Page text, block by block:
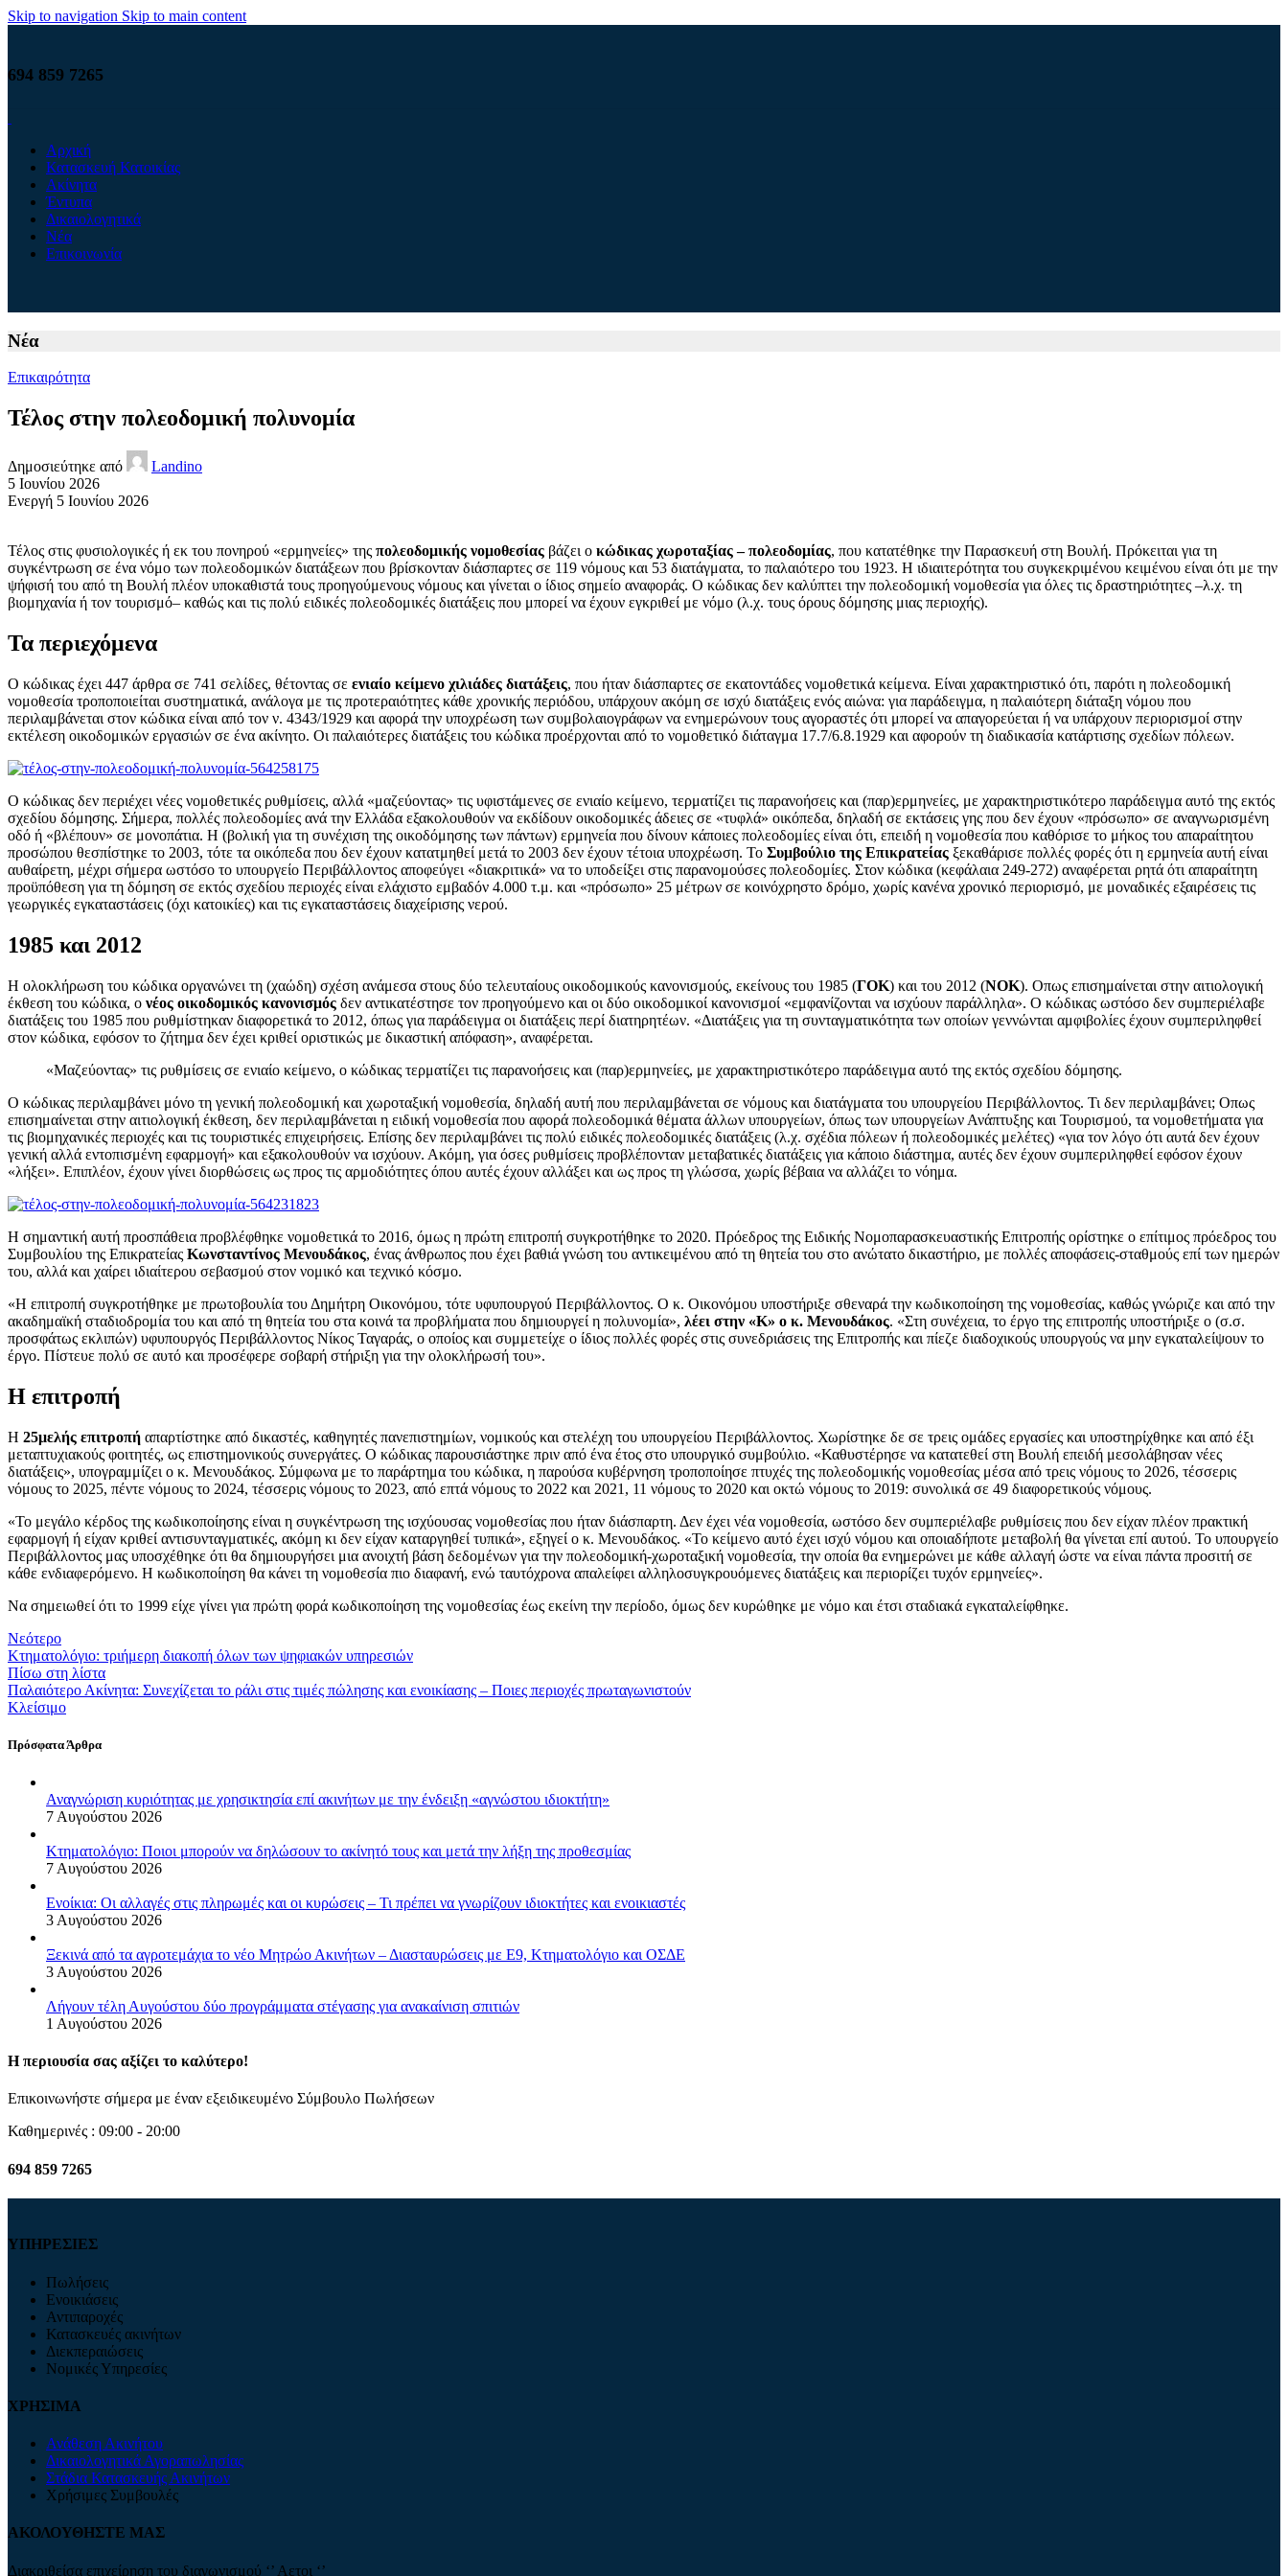
Skip to navigation Skip to main content
694 859 7265
Αρχική
Κατασκευή Κατοικίας
Ακίνητα
Έντυπα
Δικαιολογητικά
Νέα
Επικοινωνία
Νέα
Επικαιρότητα
Τέλος στην πολεοδομική πολυνομία
Δημοσιεύτηκε από
Landino
5 Ιουνίου 2026
Ενεργή 5 Ιουνίου 2026
Τέλος στις φυσιολογικές ή εκ του πονηρού «ερμηνείες» της πολεοδομικής νομοθεσίας βάζει ο κώδικας χωροταξίας – πολεοδομίας, που κατατέθηκε την Παρασκευή στη Βουλή. Πρόκειται για τη
συγκέντρωση σε ένα νόμο των πολεοδομικών διατάξεων που βρίσκονταν διάσπαρτες σε 119 νόμους και 53 διατάγματα, το παλαιότερο του 1923. Η ιδιαιτερότητα του συγκεκριμένου κειμένου είναι ότι με την
ψήφισή του από τη Βουλή πλέον υποκαθιστά τους προηγούμενους νόμους και γίνεται ο ίδιος σημείο αναφοράς. Ο κώδικας δεν καλύπτει την πολεοδομική νομοθεσία για όλες τις δραστηριότητες –λ.χ. τη
βιομηχανία ή τον τουρισμό– καθώς και τις πολύ ειδικές πολεοδομικές διατάξεις που μπορεί να έχουν εγκριθεί με νόμο (λ.χ. τους όρους δόμησης μιας περιοχής).
Τα περιεχόμενα
Ο κώδικας έχει 447 άρθρα σε 741 σελίδες, θέτοντας σε ενιαίο κείμενο χιλιάδες διατάξεις, που ήταν διάσπαρτες σε εκατοντάδες νομοθετικά κείμενα. Είναι χαρακτηριστικό ότι, παρότι η πολεοδομική
νομοθεσία τροποποιείται συστηματικά, ανάλογα με τις προτεραιότητες κάθε χρονικής περιόδου, υπάρχουν ακόμη σε ισχύ διατάξεις ενός αιώνα: για παράδειγμα, η παλαιότερη διάταξη νόμου που
περιλαμβάνεται στον κώδικα είναι από τον ν. 4343/1929 και αφορά την υποχρέωση των συμβολαιογράφων να ενημερώνουν τους αγοραστές ότι μπορεί να απαγορεύεται ή να υπάρχουν περιορισμοί στην
εκτέλεση οικοδομικών εργασιών σε ένα ακίνητο. Οι παλαιότερες διατάξεις του κώδικα προέρχονται από το νομοθετικό διάταγμα 17.7/6.8.1929 και αφορούν τη διαδικασία κατάρτισης σχεδίων πόλεων.
Ο κώδικας δεν περιέχει νέες νομοθετικές ρυθμίσεις, αλλά «μαζεύοντας» τις υφιστάμενες σε ενιαίο κείμενο, τερματίζει τις παρανοήσεις και (παρ)ερμηνείες, με χαρακτηριστικότερο παράδειγμα αυτό της εκτός
σχεδίου δόμησης. Σήμερα, πολλές πολεοδομίες ανά την Ελλάδα εξακολουθούν να εκδίδουν οικοδομικές άδειες σε «τυφλά» οικόπεδα, δηλαδή σε εκτάσεις γης που δεν έχουν «πρόσωπο» σε αναγνωρισμένη
οδό ή «βλέπουν» σε μονοπάτια. Η (βολική για τη συνέχιση της οικοδόμησης των πάντων) ερμηνεία που δίνουν κάποιες πολεοδομίες είναι ότι, επειδή η νομοθεσία που καθόρισε το μήκος του απαραίτητου
προσώπου θεσπίστηκε το 2003, τότε τα οικόπεδα που δεν έχουν κατατμηθεί μετά το 2003 δεν έχουν τέτοια υποχρέωση. Το Συμβούλιο της Επικρατείας ξεκαθάρισε πολλές φορές ότι η ερμηνεία αυτή είναι
αυθαίρετη, μέχρι σήμερα ωστόσο το υπουργείο Περιβάλλοντος αποφεύγει «διακριτικά» να το υποδείξει στις παρανομούσες πολεοδομίες. Στον κώδικα (κεφάλαια 249-272) αναφέρεται ρητά ότι απαραίτητη
προϋπόθεση για τη δόμηση σε εκτός σχεδίου περιοχές είναι ελάχιστο εμβαδόν 4.000 τ.μ. και «πρόσωπο» 25 μέτρων σε κοινόχρηστο δρόμο, χωρίς κανένα χρονικό περιορισμό, με μοναδικές εξαιρέσεις τις
γεωργικές εγκαταστάσεις (όχι κατοικίες) και τις εγκαταστάσεις διαχείρισης νερού.
1985 και 2012
Η ολοκλήρωση του κώδικα οργανώνει τη (χαώδη) σχέση ανάμεσα στους δύο τελευταίους οικοδομικούς κανονισμούς, εκείνους του 1985 (ΓΟΚ) και του 2012 (ΝΟΚ). Οπως επισημαίνεται στην αιτιολογική
έκθεση του κώδικα, ο νέος οικοδομικός κανονισμός δεν αντικατέστησε τον προηγούμενο και οι δύο οικοδομικοί κανονισμοί «εμφανίζονται να ισχύουν παράλληλα». Ο κώδικας ωστόσο δεν συμπεριέλαβε
διατάξεις του 1985 που ρυθμίστηκαν διαφορετικά το 2012, όπως για παράδειγμα οι διατάξεις περί διατηρητέων. «Διατάξεις για τη συνταγματικότητα των οποίων γεννώνται αμφιβολίες έχουν συμπεριληφθεί
στον κώδικα, εφόσον το ζήτημα δεν έχει κριθεί οριστικώς με δικαστική απόφαση», αναφέρεται.
«Μαζεύοντας» τις ρυθμίσεις σε ενιαίο κείμενο, ο κώδικας τερματίζει τις παρανοήσεις και (παρ)ερμηνείες, με χαρακτηριστικότερο παράδειγμα αυτό της εκτός σχεδίου δόμησης.
Ο κώδικας περιλαμβάνει μόνο τη γενική πολεοδομική και χωροταξική νομοθεσία, δηλαδή αυτή που περιλαμβάνεται σε νόμους και διατάγματα του υπουργείου Περιβάλλοντος. Τι δεν περιλαμβάνει; Οπως
επισημαίνεται στην αιτιολογική έκθεση, δεν περιλαμβάνεται η ειδική νομοθεσία που αφορά πολεοδομικά θέματα άλλων υπουργείων, όπως των υπουργείων Ανάπτυξης και Τουρισμού, τα νομοθετήματα για
τις βιομηχανικές περιοχές και τις τουριστικές επιχειρήσεις. Επίσης δεν περιλαμβάνει τις πολύ ειδικές πολεοδομικές διατάξεις (λ.χ. σχέδια πόλεων ή πολεοδομικές μελέτες) «για τον λόγο ότι αυτά δεν έχουν
γενική αλλά εντοπισμένη εφαρμογή» και εξακολουθούν να ισχύουν. Ακόμη, για όσες ρυθμίσεις προβλέπονταν μεταβατικές διατάξεις για κάποιο διάστημα, αυτές δεν έχουν συμπεριληφθεί εφόσον έχουν
«λήξει». Επιπλέον, έχουν γίνει διορθώσεις ως προς τις αρμοδιότητες όπου αυτές έχουν αλλάξει και ως προς τη γλώσσα, χωρίς βέβαια να αλλάζει το νόημα.
Η σημαντική αυτή προσπάθεια προβλέφθηκε νομοθετικά το 2016, όμως η πρώτη επιτροπή συγκροτήθηκε το 2020. Πρόεδρος της Ειδικής Νομοπαρασκευαστικής Επιτροπής ορίστηκε ο επίτιμος πρόεδρος του
Συμβουλίου της Επικρατείας Κωνσταντίνος Μενουδάκος, ένας άνθρωπος που έχει βαθιά γνώση του αντικειμένου από τη θητεία του στο ανώτατο δικαστήριο, με πολλές αποφάσεις-σταθμούς επί των ημερών
του, αλλά και χαίρει ιδιαίτερου σεβασμού στον νομικό και τεχνικό κόσμο.
«Η επιτροπή συγκροτήθηκε με πρωτοβουλία του Δημήτρη Οικονόμου, τότε υφυπουργού Περιβάλλοντος. Ο κ. Οικονόμου υποστήριξε σθεναρά την κωδικοποίηση της νομοθεσίας, καθώς γνώριζε και από την
ακαδημαϊκή σταδιοδρομία του και από τη θητεία του στα κοινά τα προβλήματα που δημιουργεί η πολυνομία», λέει στην «Κ» ο κ. Μενουδάκος. «Στη συνέχεια, το έργο της επιτροπής υποστήριξε ο (σ.σ.
προσφάτως εκλιπών) υφυπουργός Περιβάλλοντος Νίκος Ταγαράς, ο οποίος και συμμετείχε ο ίδιος πολλές φορές στις συνεδριάσεις της Επιτροπής και πίεζε διαδοχικούς υπουργούς να μην εγκαταλείψουν το
έργο. Πίστευε πολύ σε αυτό και προσέφερε σοβαρή στήριξη για την ολοκλήρωσή του».
Η επιτροπή
Η 25μελής επιτροπή απαρτίστηκε από δικαστές, καθηγητές πανεπιστημίων, νομικούς και στελέχη του υπουργείου Περιβάλλοντος. Χωρίστηκε δε σε τρεις ομάδες εργασίες και υποστηρίχθηκε και από έξι
μεταπτυχιακούς φοιτητές, ως επιστημονικούς συνεργάτες. Ο κώδικας παρουσιάστηκε πριν από ένα έτος στο υπουργικό συμβούλιο. «Καθυστέρησε να κατατεθεί στη Βουλή επειδή μεσολάβησαν νέες
διατάξεις», υπογραμμίζει ο κ. Μενουδάκος. Σύμφωνα με το παράρτημα του κώδικα, η παρούσα κυβέρνηση τροποποίησε πτυχές της πολεοδομικής νομοθεσίας μέσα από τρεις νόμους το 2026, τέσσερις
νόμους το 2025, πέντε νόμους το 2024, τέσσερις νόμους το 2023, από επτά νόμους το 2022 και 2021, 11 νόμους το 2020 και οκτώ νόμους το 2019: συνολικά σε 49 διαφορετικούς νόμους.
«Το μεγάλο κέρδος της κωδικοποίησης είναι η συγκέντρωση της ισχύουσας νομοθεσίας που ήταν διάσπαρτη. Δεν έχει νέα νομοθεσία, ωστόσο δεν συμπεριέλαβε ρυθμίσεις που δεν είχαν πλέον πρακτική
εφαρμογή ή είχαν κριθεί αντισυνταγματικές, ακόμη κι δεν είχαν καταργηθεί τυπικά», εξηγεί ο κ. Μενουδάκος. «Το κείμενο αυτό έχει ισχύ νόμου και οποιαδήποτε μεταβολή θα γίνεται επί αυτού. Το υπουργείο
Περιβάλλοντος μας υποσχέθηκε ότι θα δημιουργήσει μια ανοιχτή βάση δεδομένων για την πολεοδομική-χωροταξική νομοθεσία, την οποία θα ενημερώνει με κάθε αλλαγή ώστε να είναι πάντα προσιτή σε
κάθε ενδιαφερόμενο. Η κωδικοποίηση θα κάνει τη νομοθεσία πιο διαφανή, ενώ ταυτόχρονα απαλείφει αλληλοσυγκρουόμενες διατάξεις και περιορίζει τυχόν ερμηνείες».
Να σημειωθεί ότι το 1999 είχε γίνει για πρώτη φορά κωδικοποίηση της νομοθεσίας έως εκείνη την περίοδο, όμως δεν κυρώθηκε με νόμο και έτσι σταδιακά εγκαταλείφθηκε.
Νεότερο
Κτηματολόγιο: τριήμερη διακοπή όλων των ψηφιακών υπηρεσιών
Πίσω στη λίστα
Παλαιότερο Ακίνητα: Συνεχίζεται το ράλι στις τιμές πώλησης και ενοικίασης – Ποιες περιοχές πρωταγωνιστούν
Κλείσιμο
Πρόσφατα Άρθρα
Αναγνώριση κυριότητας με χρησικτησία επί ακινήτων με την ένδειξη «αγνώστου ιδιοκτήτη»
7 Αυγούστου 2026
Κτηματολόγιο: Ποιοι μπορούν να δηλώσουν το ακίνητό τους και μετά την λήξη της προθεσμίας
7 Αυγούστου 2026
Ενοίκια: Οι αλλαγές στις πληρωμές και οι κυρώσεις – Τι πρέπει να γνωρίζουν ιδιοκτήτες και ενοικιαστές
3 Αυγούστου 2026
Ξεκινά από τα αγροτεμάχια το νέο Μητρώο Ακινήτων – Διασταυρώσεις με Ε9, Κτηματολόγιο και ΟΣΔΕ
3 Αυγούστου 2026
Λήγουν τέλη Αυγούστου δύο προγράμματα στέγασης για ανακαίνιση σπιτιών
1 Αυγούστου 2026
Η περιουσία σας αξίζει το καλύτερο!
Επικοινωνήστε σήμερα με έναν εξειδικευμένο Σύμβουλο Πωλήσεων
Καθημερινές : 09:00 - 20:00
694 859 7265
ΥΠΗΡΕΣΙΕΣ
Πωλήσεις
Ενοικιάσεις
Αντιπαροχές
Κατασκευές ακινήτων
Διεκπεραιώσεις
Νομικές Υπηρεσίες
ΧΡΗΣΙΜΑ
Ανάθεση Ακινήτου
Δικαιολογητικά Αγοραπωλησίας
Στάδια Κατασκευής Ακινήτων
Χρήσιμες Συμβουλές
ΑΚΟΛΟΥΘΗΣΤΕ ΜΑΣ
Διακριθείσα επιχείρηση του διαγωνισμού ‘’ Αετοι ‘’